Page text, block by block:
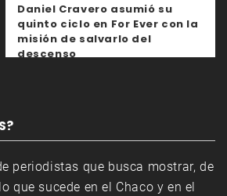
Daniel Cravero asumió su
quinto ciclo en For Ever con la
misión de salvarlo del
descenso
periodistas que busca mostrar, de
que sucede en el Chaco y en el